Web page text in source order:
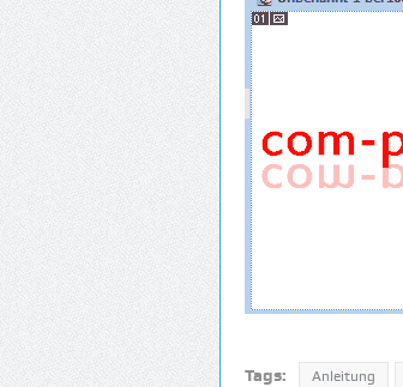
Tags: Anleitung